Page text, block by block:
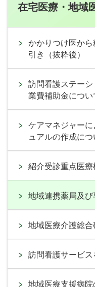
在宅医療・地域
かかりつけ医か
引き（抜粋後）
訪問看護ステー
業費補助金につい
ケアマネジャー
ュアルの作成につ
紹介受診重点医療
地域連携薬局及
地域医療介護総
訪問看護サービ
地域医療支援病